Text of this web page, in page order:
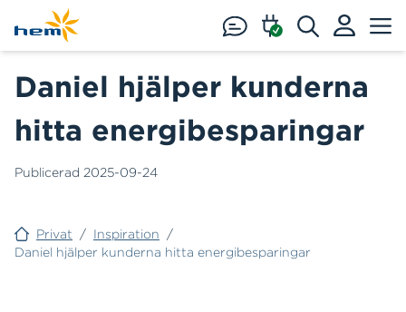
Hoppa till huvudinnehåll
Daniel hjälper kunderna
hitta energibesparingar
Publicerad 2025-09-24
Privat / Inspiration /
Daniel hjälper kunderna hitta energibesparingar